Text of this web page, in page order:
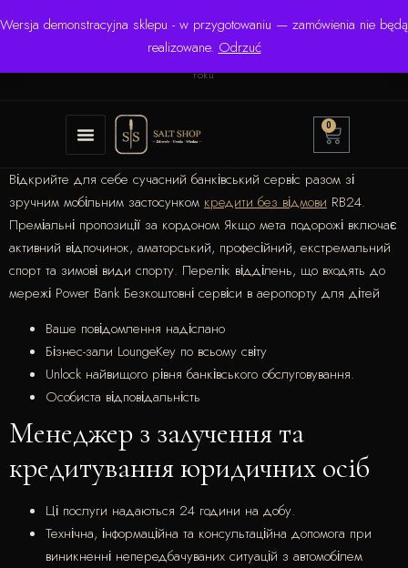
Wersja demonstracyjna sklepu - w przygotowaniu — zamówienia nie będą
realizowane. Odrzuć
☎ +48 506 504 900
✉
krzysztof.lipinski@salinarium.com
Pon.–Pt. 8:00–16:00 | Bezpośredni importer od 1999
roku
0
Відкрийте для себе сучасний банківський сервіс разом зі
зручним мобільним застосунком кредити без відмови RB24.
Преміальні пропозиції за кордоном Якщо мета подорожі включає
активний відпочинок, аматорський, професійний, екстремальний
спорт та зимові види спорту. Перелік відділень, що входять до
мережі Power Bank Безкоштовні сервіси в аеропорту для дітей
Ваше повідомлення надіслано
Бізнес-зали LoungeKey по всьому світу
Unlock найвищого рівня банківського обслуговування.
Особиста відповідальність
Менеджер з залучення та
кредитування юридичних осіб
Ці послуги надаються 24 години на добу.
Технічна, інформаційна та консультаційна допомога при
виникненні непередбачуваних ситуацій з автомобілем